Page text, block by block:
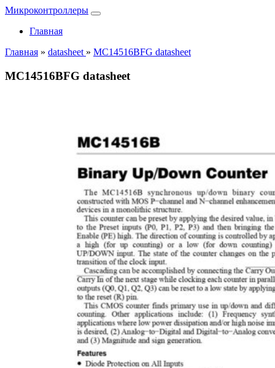
Микроконтроллеры
Главная
Главная » datasheet » MC14516BFG datasheet
MC14516BFG datasheet